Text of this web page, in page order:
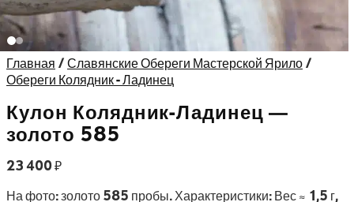
Главная /Славянские Обереги Мастерской Ярило/
Обереги Колядник - Ладинец
Кулон Колядник-Ладинец —
золото 585
23 400₽
На фото: золото 585 пробы. Характеристики: Вес ≈ 1,5 г,